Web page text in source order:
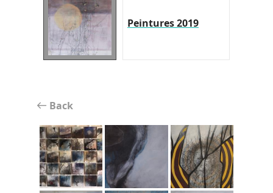
Peintures 2019
Back